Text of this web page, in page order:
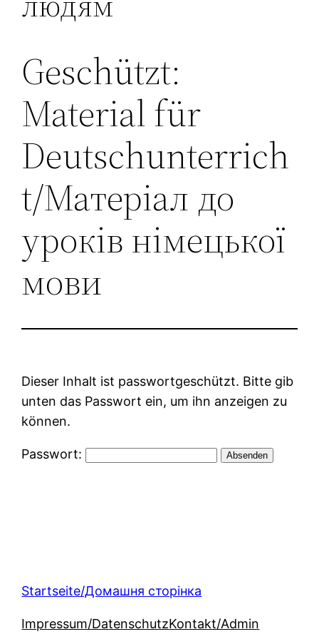
Geschützt:
Material für
Deutschunterrich
t/Матеріал до
уроків німецької
мови
Dieser Inhalt ist passwortgeschützt. Bitte gib
unten das Passwort ein, um ihn anzeigen zu
können.
Passwort:
Startseite/Домашня сторінка
Impressum/DatenschutzKontakt/Admin